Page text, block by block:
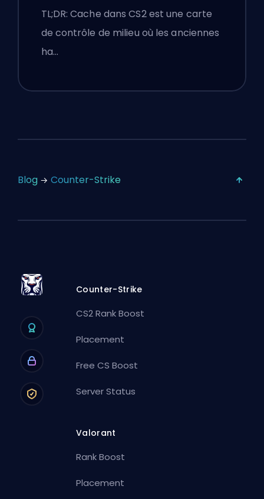
Conseils Premier
TL;DR: Cache dans CS2 est une carte
de contrôle de milieu où les anciennes
ha…
Blog Counter-Strike
Counter-Strike
CS2 Rank Boost
Placement
Free CS Boost
Server Status
Valorant
Rank Boost
Placement